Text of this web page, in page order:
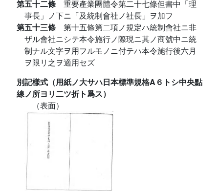
第五十二條 重要產業團體令第二十七條但書中「理
事長」ノ下ニ「及統制會社ノ社長」ヲ加フ
第五十三條 第十五條第二項ノ規定ハ統制會社ニ非
ザル會社ニシテ本令施行ノ際現ニ其ノ商號中ニ統
制ナル文字ヲ用フルモノニ付テハ本令施行後六月
ヲ限リ之ヲ適用セズ
別記樣式（用紙ノ大サハ日本標準規格A６トシ中央點
線ノ所ヨリ二ツ折ト爲ス）
（表面）